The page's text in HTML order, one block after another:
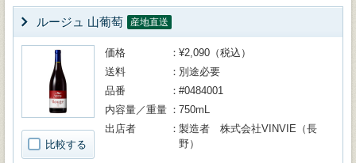
ルージュ 山葡萄 産地直送
比較する
価格
¥2,090（税込）
送料
別途必要
品番
#0484001
内容量／重量
750mL
出店者
製造者 株式会社VINVIE（長
野）